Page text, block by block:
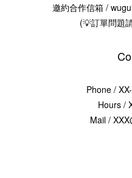
邀約合作信箱 /
(💡訂單問題
Phone /
Hours /
Mail /